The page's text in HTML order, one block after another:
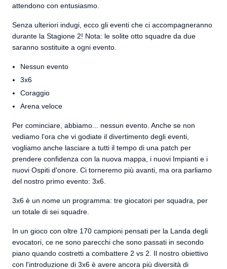
attendono con entusiasmo.
Senza ulteriori indugi, ecco gli eventi che ci accompagneranno
durante la Stagione 2! Nota: le solite otto squadre da due
saranno sostituite a ogni evento.
Nessun evento
3x6
Coraggio
Arena veloce
Per cominciare, abbiamo... nessun evento. Anche se non
vediamo l'ora che vi godiate il divertimento degli eventi,
vogliamo anche lasciare a tutti il tempo di una patch per
prendere confidenza con la nuova mappa, i nuovi Impianti e i
nuovi Ospiti d'onore. Ci torneremo più avanti, ma ora parliamo
del nostro primo evento: 3x6.
3x6 è un nome un programma: tre giocatori per squadra, per
un totale di sei squadre.
In un gioco con oltre 170 campioni pensati per la Landa degli
evocatori, ce ne sono parecchi che sono passati in secondo
piano quando costretti a combattere 2 vs 2. Il nostro obiettivo
con l'introduzione di 3x6 è avere ancora più diversità di